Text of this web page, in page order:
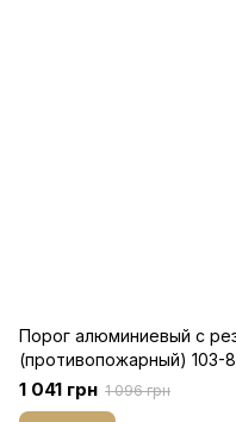
Порог алюминиевый с
(противопожарный) 103-
1 041 грн 1 096 грн